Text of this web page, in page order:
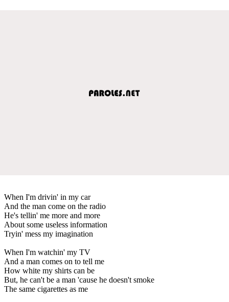
When I'm drivin' in my car
And the man come on the radio
He's tellin' me more and more
About some useless information
Tryin' mess my imagination
When I'm watchin' my TV
And a man comes on to tell me
How white my shirts can be
But, he can't be a man 'cause he doesn't smoke
The same cigarettes as me